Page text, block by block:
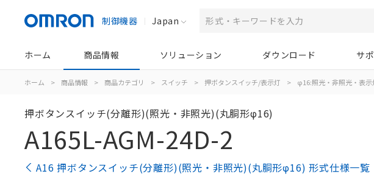
制御機器 Japan
ホーム 商品情報 ソリューション ダウンロード サ
ホーム > 商品情報 > 商品カテゴリ > スイッチ > 押ボタンスイッチ/表示灯 > φ16:照光・非照光・表示
押ボタンスイッチ(分離形)(照光・非照光)(丸胴形φ16)
A165L-AGM-24D-2
A16 押ボタンスイッチ(分離形)(照光・非照光)(丸胴形φ16) 形式仕様一覧